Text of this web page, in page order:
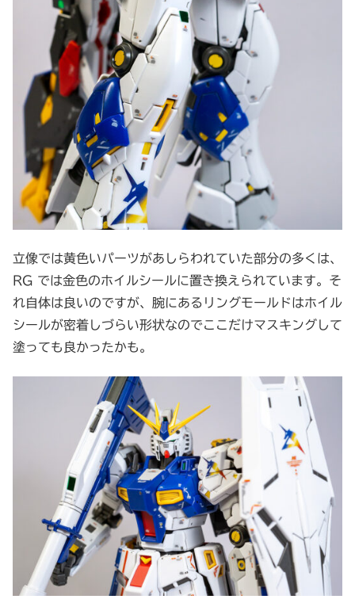
立像では黄色いパーツがあしらわれていた部分の多くは、
RG では金色のホイルシールに置き換えられています。そ
れ自体は良いのですが、腕にあるリングモールドはホイル
シールが密着しづらい形状なのでここだけマスキングして
塗っても良かったかも。